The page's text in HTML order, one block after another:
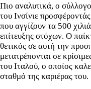
Πιο αναλυτικά, ο
του Ινσίνιε
που αγγίζουν τα 500
επίτευξης στόχων. Ο
θετικός σε αυτή την
μετατρέπονται σε
του Ιταλού, ο οποίος
σταθμό της καριέρας του.